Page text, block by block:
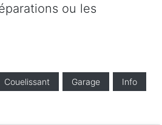
ou les
Couelissant Garage Info